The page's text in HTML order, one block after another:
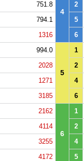
4
751.8
2
794.1
5
1316 6
994.0
5
1
2028
2
1271
4
3185 6
2162
6
1
4114
2
3255
4
4172 5